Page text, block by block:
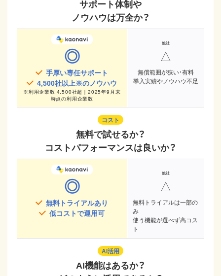
サポート体制や
ノウハウは万全か？
◎
手厚い専任サポート
4,500社以上※のノウハウ
※利用企業数 4,500社超｜2025年9月末
時点の利用企業数
△
無償範囲が狭い・有料
導入実績やノウハウ不足
コスト
無料で試せるか？
コストパフォーマンスは良いか？
◎
無料トライアルあり
低コストで運用可
△
無料トライアルは一部の
み
使う機能が選べず高コス
ト
AI活用
AI機能はあるか？